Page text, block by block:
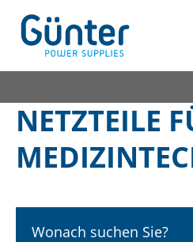
NETZTEILE
Wonach suchen Sie?